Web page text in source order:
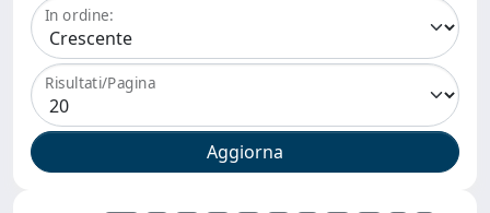
In ordine:
Risultati/Pagina